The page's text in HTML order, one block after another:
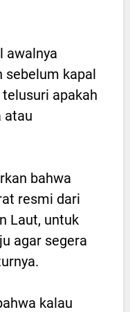
awalnya
sebelum kapal
apakah
atau
bahwa
resmi dari
Laut, untuk
agar segera
kalau